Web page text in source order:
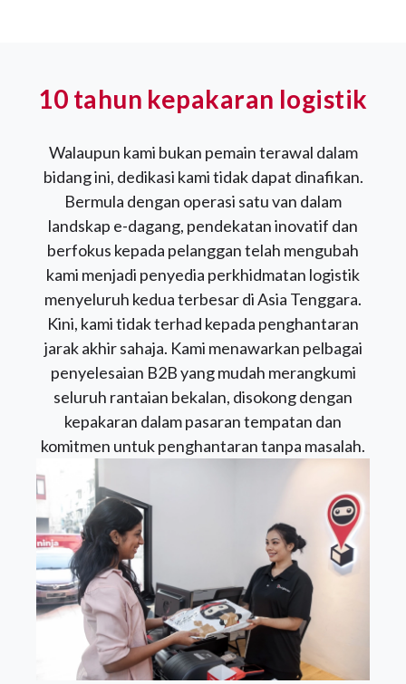
10 tahun kepakaran logistik
Walaupun kami bukan pemain terawal dalam
bidang ini, dedikasi kami tidak dapat dinafikan.
Bermula dengan operasi satu van dalam
landskap e-dagang, pendekatan inovatif dan
berfokus kepada pelanggan telah mengubah
kami menjadi penyedia perkhidmatan logistik
menyeluruh kedua terbesar di Asia Tenggara.
Kini, kami tidak terhad kepada penghantaran
jarak akhir sahaja. Kami menawarkan pelbagai
penyelesaian B2B yang mudah merangkumi
seluruh rantaian bekalan, disokong dengan
kepakaran dalam pasaran tempatan dan
komitmen untuk penghantaran tanpa masalah.